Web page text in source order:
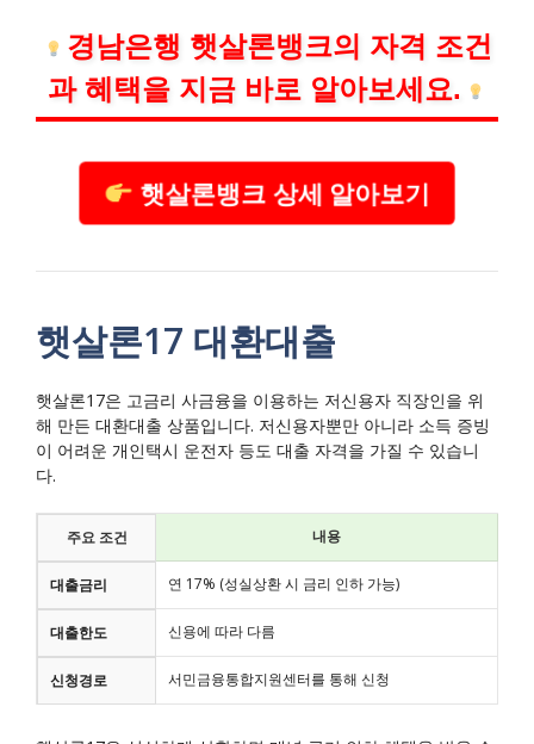
경남은행 햇살론뱅크의 자격 조건
과 혜택을 지금 바로 알아보세요.
햇살론뱅크 상세 알아보기
햇살론17 대환대출
햇살론17은 고금리 사금융을 이용하는 저신용자 직장인을 위
해 만든 대환대출 상품입니다. 저신용자뿐만 아니라 소득 증빙
이 어려운 개인택시 운전자 등도 대출 자격을 가질 수 있습니
다.
주요 조건 내용
대출금리 연 17% (성실상환 시 금리 인하 가능)
대출한도 신용에 따라 다름
신청경로 서민금융통합지원센터를 통해 신청